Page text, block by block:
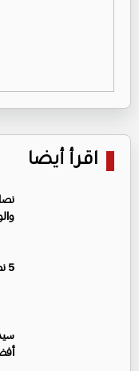
اقرأ أيضا
5 نصائح للاستمتاع بعلاقتك الجديدة